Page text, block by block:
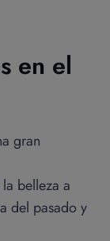
en el
gran
belleza a
del pasado y